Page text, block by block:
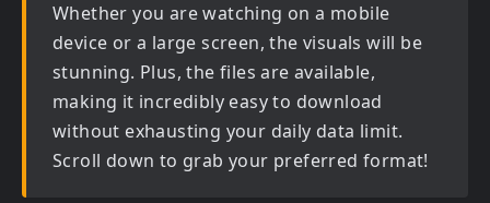
Whether you are watching on a mobile
device or a large screen, the visuals will be
stunning. Plus, the files are available,
making it incredibly easy to download
without exhausting your daily data limit.
Scroll down to grab your preferred format!